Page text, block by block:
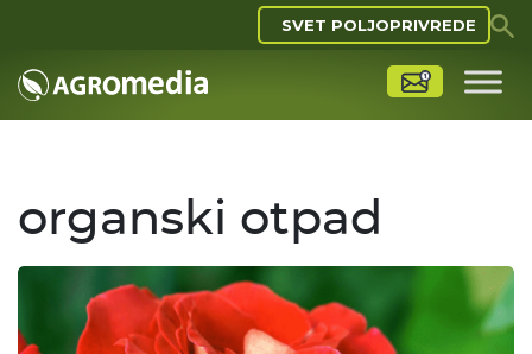
SVET POLJOPRIVREDE
organski otpad